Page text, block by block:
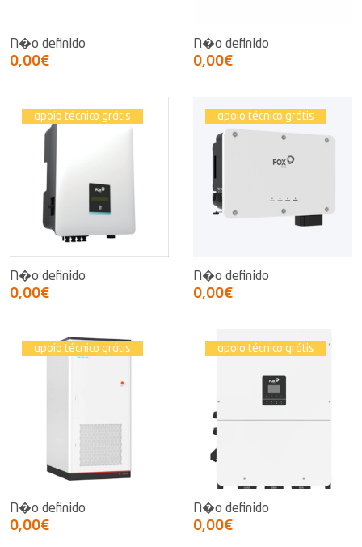
N�o definido
0,00€
N�o definido
0,00€
apoio técnico grátis
N�o definido
0,00€
apoio técnico grátis
N�o definido
0,00€
apoio técnico grátis
N�o definido
0,00€
apoio técnico grátis
N�o definido
0,00€